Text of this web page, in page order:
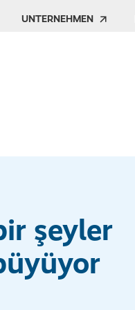
UNTERNEHMEN
şeyler